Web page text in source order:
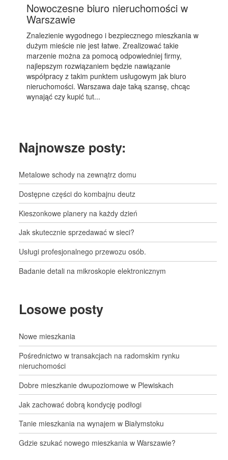
Nowoczesne biuro nieruchomości w
Warszawie
Znalezienie wygodnego i bezpiecznego mieszkania w
dużym mieście nie jest łatwe. Zrealizować takie
marzenie można za pomocą odpowiedniej firmy,
najlepszym rozwiązaniem będzie nawiązanie
współpracy z takim punktem usługowym jak biuro
nieruchomości. Warszawa daje taką szansę, chcąc
wynająć czy kupić tut...
Najnowsze posty:
Metalowe schody na zewnątrz domu
Dostępne części do kombajnu deutz
Kieszonkowe planery na każdy dzień
Jak skutecznie sprzedawać w sieci?
Usługi profesjonalnego przewozu osób.
Badanie detali na mikroskopie elektronicznym
Losowe posty
Nowe mieszkania
Pośrednictwo w transakcjach na radomskim rynku
nieruchomości
Dobre mieszkanie dwupoziomowe w Plewiskach
Jak zachować dobrą kondycję podłogi
Tanie mieszkania na wynajem w Białymstoku
Gdzie szukać nowego mieszkania w Warszawie?